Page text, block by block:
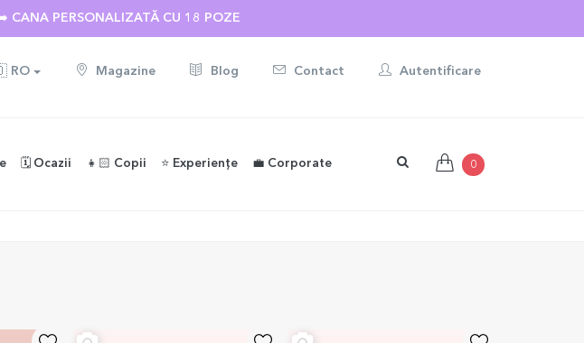
CANA PERSONALIZATĂ CU 18 POZE
RO Magazine Blog Contact Autentificare
🗓️ Ocazii 👧🏻 Copii ⭐️ Experiențe 💼 Corporate 0